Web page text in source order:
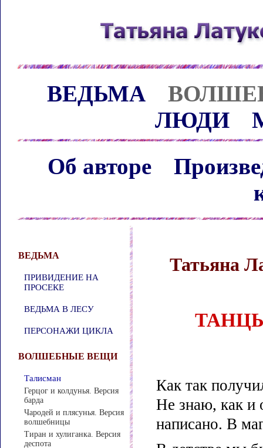
ВЕДЬМА
ЛЮДИ
Об авторе
ВЕДЬМА
ПРИВИДЕНИЕ НА
ПРОСЕКЕ
ВЕДЬМА В ЛЕСУ
ПЕРСОНАЖИ ЦИКЛА
ВОЛШЕБНЫЕ ВЕЩИ
Талисман
Герцог и колдунья. Версия
барда
Чародей и плясунья. Версия
волшебницы
Тиран и хулиганка. Версия
деспота
Татьяна
Как так
Не знаю, как и
написано. В